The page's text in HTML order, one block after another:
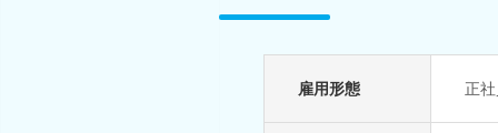
雇用形態 正